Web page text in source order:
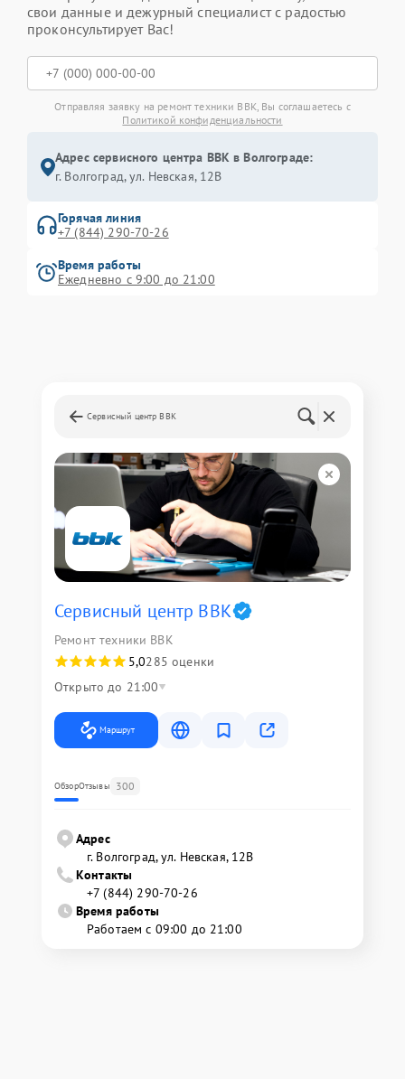
свои данные и дежурный специалист с радостью
проконсультирует Вас!
Отправляя заявку на ремонт техники BBK, Вы соглашаетесь с
Политикой конфиденциальности
Адрес сервисного центра BBK в Волгограде:
г. Волгоград, ул. Невская, 12В
Горячая линия
+7 (844) 290-70-26
Время работы
Ежедневно с 9:00 до 21:00
Сервисный центр BBK
Сервисный центр BBK
Ремонт техники BBK
5,0285 оценки
Открыто до 21:00
Маршрут
ОбзорОтзывы 300
Адрес
г. Волгоград, ул. Невская, 12В
Контакты
+7 (844) 290-70-26
Время работы
Работаем с 09:00 до 21:00